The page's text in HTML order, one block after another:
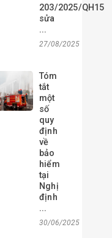
203/2025/QH15
sửa
...
27/08/2025
Tóm
tắt
một
số
quy
định
về
bảo
hiểm
tại
Nghị
định
...
30/06/2025